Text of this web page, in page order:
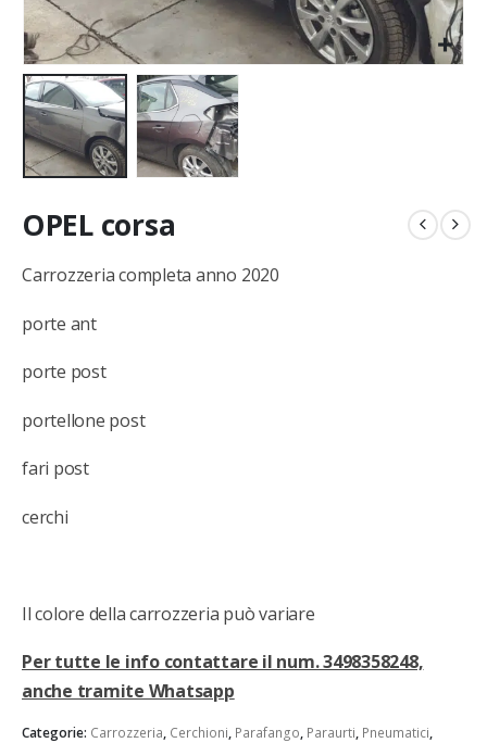
OPEL corsa
Carrozzeria completa anno 2020
porte ant
porte post
portellone post
fari post
cerchi
Il colore della carrozzeria può variare
Per tutte le info contattare il num. 3498358248,
anche tramite Whatsapp
Categorie: Carrozzeria, Cerchioni, Parafango, Paraurti, Pneumatici,